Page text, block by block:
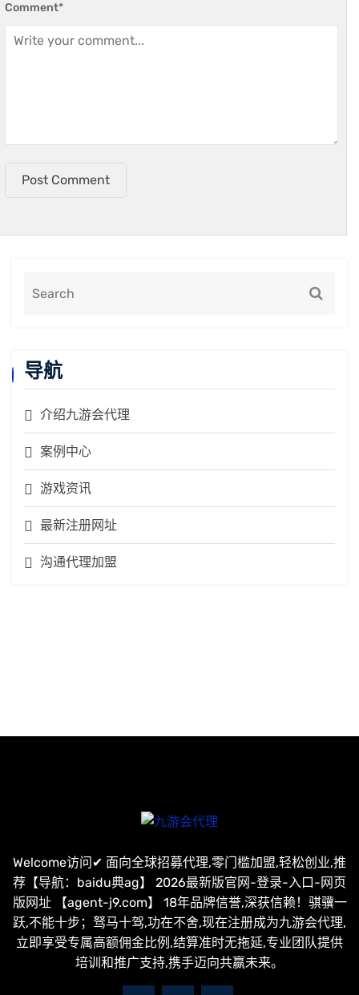
Comment*
Post Comment
导航
介绍九游会代理
案例中心
游戏资讯
最新注册网址
沟通代理加盟
Welcome访问✔ 面向全球招募代理,零门槛加盟,轻松创业,推
荐【导航：baidu典ag】 2026最新版官网-登录-入口-网页
版网址 【agent-j9.com】 18年品牌信誉,深获信赖！骐骥一
跃,不能十步；驽马十驾,功在不舍,现在注册成为九游会代理,
立即享受专属高额佣金比例,结算准时无拖延,专业团队提供
培训和推广支持,携手迈向共赢未来。